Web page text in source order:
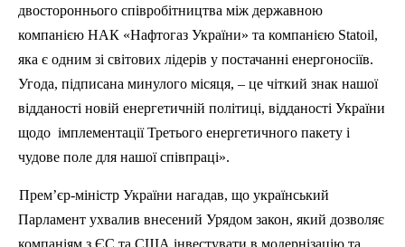
двостороннього співробітництва між державною
компанією НАК «Нафтогаз України» та компанією Statoil,
яка є одним зі світових лідерів у постачанні енергоносіїв.
Угода, підписана минулого місяця, – це чіткий знак нашої
відданості новій енергетичній політиці, відданості України
щодо імплементації Третього енергетичного пакету і
чудове поле для нашої співпраці».
Прем’єр-міністр України нагадав, що український
Парламент ухвалив внесений Урядом закон, який дозволяє
компаніям з ЄС та США інвестувати в модернізацію та